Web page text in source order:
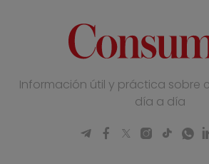
Información útil y práctica sobre
día a día